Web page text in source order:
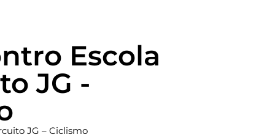
Escola
JG -
JG – Ciclismo